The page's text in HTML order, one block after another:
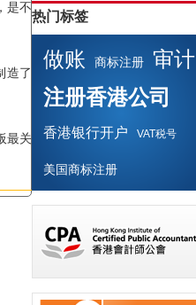
是不是
造了不
关心
热门标签
做账 商标注册
审计
注册香港公司
香港银行开户 VAT税号
美国商标注册